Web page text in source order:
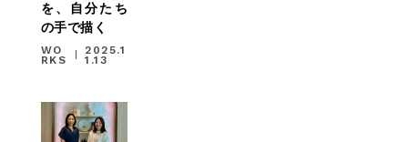
を、自分たち
の手で描く
WO
RKS
2025.1
1.13